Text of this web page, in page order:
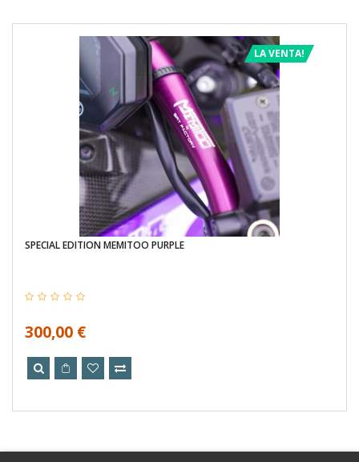
LA VENTA!
SPECIAL EDITION MEMITOO PURPLE
300,00 €